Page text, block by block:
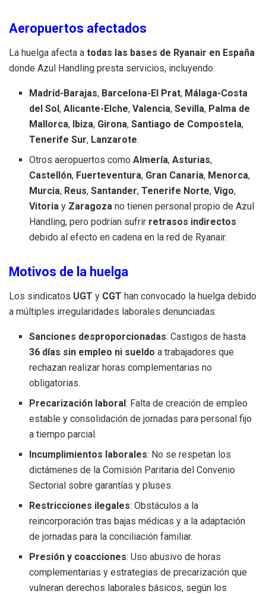
Aeropuertos afectados
La huelga afecta a todas las bases de Ryanair en España
donde Azul Handling presta servicios, incluyendo:
Madrid-Barajas, Barcelona-El Prat, Málaga-Costa
del Sol,Alicante-Elche,Valencia,Sevilla, Palma de
Mallorca, Ibiza, Girona,Santiago de Compostela,
Tenerife Sur, Lanzarote.
Otros aeropuertos comoAlmería,Asturias,
Castellón, Fuerteventura, Gran Canaria, Menorca,
Murcia, Reus,Santander,Tenerife Norte,Vigo,
Vitoria y Zaragoza no tienen personal propio de Azul
Handling, pero podrían sufrir retrasos indirectos
debido al efecto en cadena en la red de Ryanair.
Motivos de la huelga
Los sindicatos UGT y CGT han convocado la huelga debido
a múltiples irregularidades laborales denunciadas:
Sanciones desproporcionadas: Castigos de hasta
36 días sin empleo ni sueldo a trabajadores que
rechazan realizar horas complementarias no
obligatorias.
Precarización laboral: Falta de creación de empleo
estable y consolidación de jornadas para personal fijo
a tiempo parcial.
Incumplimientos laborales: No se respetan los
dictámenes de la Comisión Paritaria del Convenio
Sectorial sobre garantías y pluses.
Restricciones ilegales: Obstáculos a la
reincorporación tras bajas médicas y a la adaptación
de jornadas para la conciliación familiar.
Presión y coacciones: Uso abusivo de horas
complementarias y estrategias de precarización que
vulneran derechos laborales básicos, según los